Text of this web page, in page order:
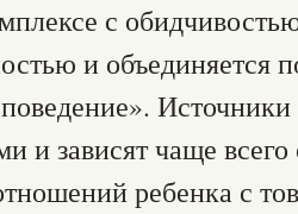
с
и объединяется
и зависят чаще всего
ребенка с